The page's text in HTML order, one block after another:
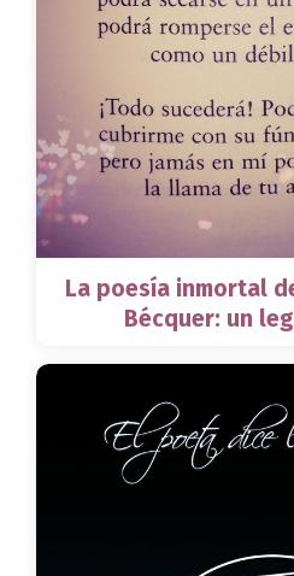
La poesía inmortal
Bécquer: un